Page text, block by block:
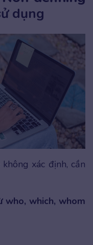
dụng
xác định, cần
who, which, whom